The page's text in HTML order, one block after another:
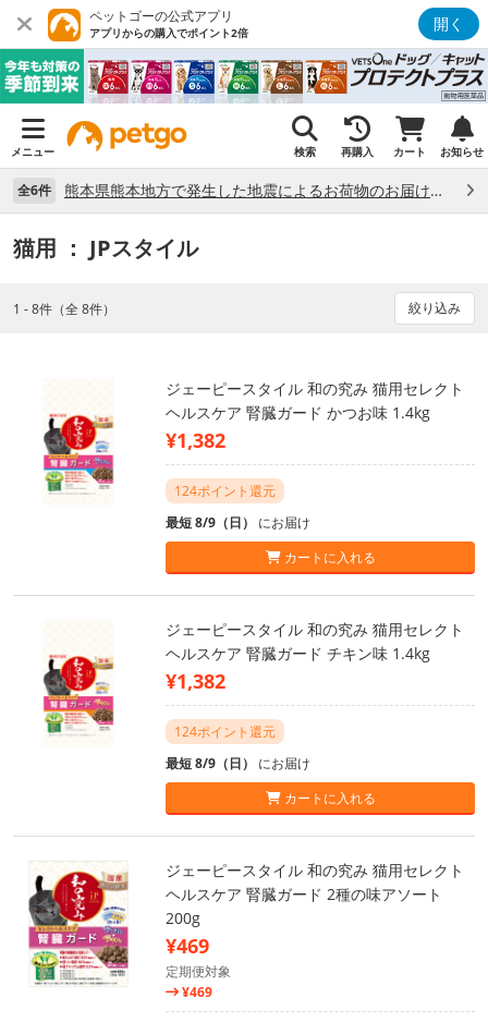
ペットゴーの公式アプリ
アプリからの購入でポイント2倍 開く
メニュー 検索 再購入 カート お知らせ
全6件 熊本県熊本地方で発生した地震によるお荷物のお届け状況について （7/28）
猫用 ： JPスタイル
1 - 8件（全 8件） 絞り込み
ジェーピースタイル 和の究み 猫用セレクト
ヘルスケア 腎臓ガード かつお味 1.4kg
¥1,382
124ポイント還元
最短 8/9（日） にお届け
カートに入れる
ジェーピースタイル 和の究み 猫用セレクト
ヘルスケア 腎臓ガード チキン味 1.4kg
¥1,382
124ポイント還元
最短 8/9（日） にお届け
カートに入れる
ジェーピースタイル 和の究み 猫用セレクト
ヘルスケア 腎臓ガード 2種の味アソート
200g
¥469
定期便対象
¥469